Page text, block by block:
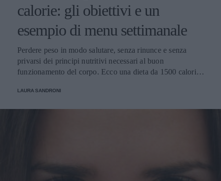
calorie: gli obiettivi e un
esempio di menu settimanale
Perdere peso in modo salutare, senza rinunce e senza
privarsi dei principi nutritivi necessari al buon
funzionamento del corpo. Ecco una dieta da 1500 calorie,
LAURA SANDRONI